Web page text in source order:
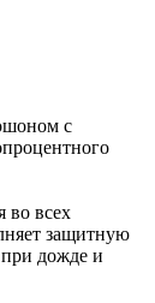
с
во всех
защитную
дожде и